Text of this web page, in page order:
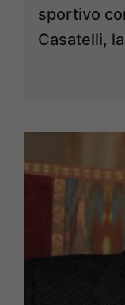
sportivo
Casatelli,